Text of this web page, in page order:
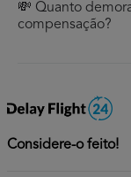
💸 Quanto
compensação?
Considere-o feito!